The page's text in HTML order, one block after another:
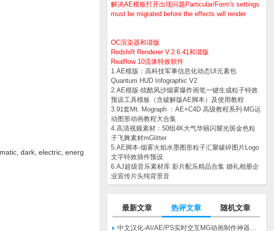
解决AE模板打开出现问题Particular/Form's settings
must be migrated before the effects will render
OC渲染器和谐版
Redshift Renderer V.2.6.41和谐版
Realflow 10流体特效软件
1.AE模版：高科技军事信息化动态UI元素包
Quantum HUD Infographic V2
2.AE模版-炫酷风沙烟雾爆炸画笔一键生成粒子特效
预设工具模板（含破解版AE脚本）及使用教程
3.91套Mt. Mograph ：AE+C4D 高级教程系列-MG运
动图形动画教程大合集
4.高清视频素材：50组4K大气华丽闪耀光斑金色粒
子飞舞素材mGlitter
5.AE脚本-烟雾火焰水墨图形粒子汇聚破碎图片Logo
文字特效插件预设
6.AJ超级音乐素材库 影片配乐精品合集 婚礼相册企
业宣传片头纯背景音
最新文章 热评文章 随机文章
dark, electric, energ